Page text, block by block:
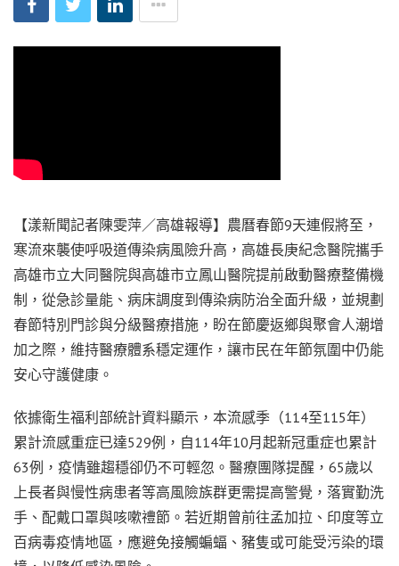
【漾新聞記者陳雯萍／高雄報導】農曆春節9天連假將至，
寒流來襲使呼吸道傳染病風險升高，高雄長庚紀念醫院攜手
高雄市立大同醫院與高雄市立鳳山醫院提前啟動醫療整備機
制，從急診量能、病床調度到傳染病防治全面升級，並規劃
春節特別門診與分級醫療措施，盼在節慶返鄉與聚會人潮增
加之際，維持醫療體系穩定運作，讓市民在年節氛圍中仍能
安心守護健康。
依據衛生福利部統計資料顯示，本流感季（114至115年）
累計流感重症已達529例，自114年10月起新冠重症也累計
63例，疫情雖趨穩卻仍不可輕忽。醫療團隊提醒，65歲以
上長者與慢性病患者等高風險族群更需提高警覺，落實勤洗
手、配戴口罩與咳嗽禮節。若近期曾前往孟加拉、印度等立
百病毒疫情地區，應避免接觸蝙蝠、豬隻或可能受污染的環